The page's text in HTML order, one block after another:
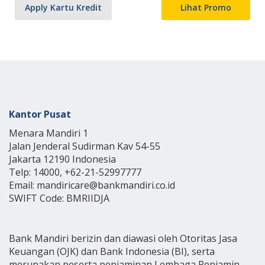
Apply Kartu Kredit Lihat Promo
Kantor Pusat
Menara Mandiri 1
Jalan Jenderal Sudirman Kav 54-55
Jakarta 12190 Indonesia
Telp: 14000, +62-21-52997777
Email: mandiricare@bankmandiri.co.id
SWIFT Code: BMRIIDJA
Bank Mandiri berizin dan diawasi oleh Otoritas Jasa
Keuangan (OJK) dan Bank Indonesia (BI), serta